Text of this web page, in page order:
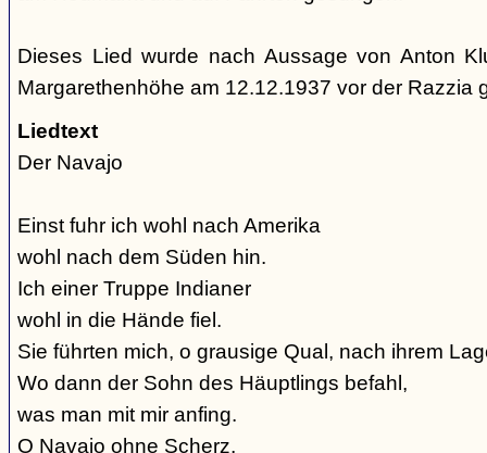
Dieses Lied wurde nach Aussage von Anton
Margarethenhöhe am 12.12.1937 vor der Razzia
Liedtext
Der Navajo
Einst fuhr ich wohl nach Amerika
wohl nach dem Süden hin.
Ich einer Truppe Indianer
wohl in die Hände fiel.
Sie führten mich, o grausige Qual, nach ihrem
Wo dann der Sohn des Häuptlings befahl,
was man mit mir anfing.
O Navajo ohne Scherz,